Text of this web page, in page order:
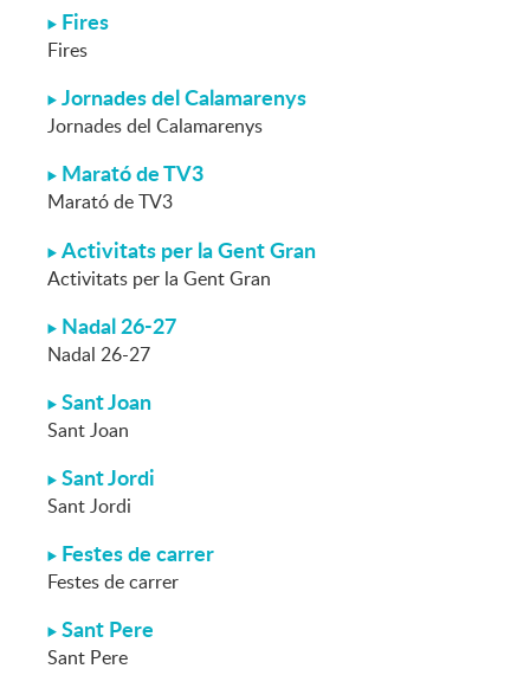
Fires
Fires
Jornades del Calamarenys
Jornades del Calamarenys
Marató de TV3
Marató de TV3
Activitats per la Gent Gran
Activitats per la Gent Gran
Nadal 26-27
Nadal 26-27
Sant Joan
Sant Joan
Sant Jordi
Sant Jordi
Festes de carrer
Festes de carrer
Sant Pere
Sant Pere